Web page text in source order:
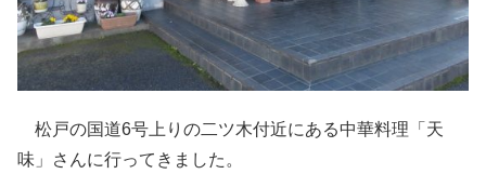
松戸の国道6号上りの二ツ木付近にある中華料理「天
味」さんに行ってきました。